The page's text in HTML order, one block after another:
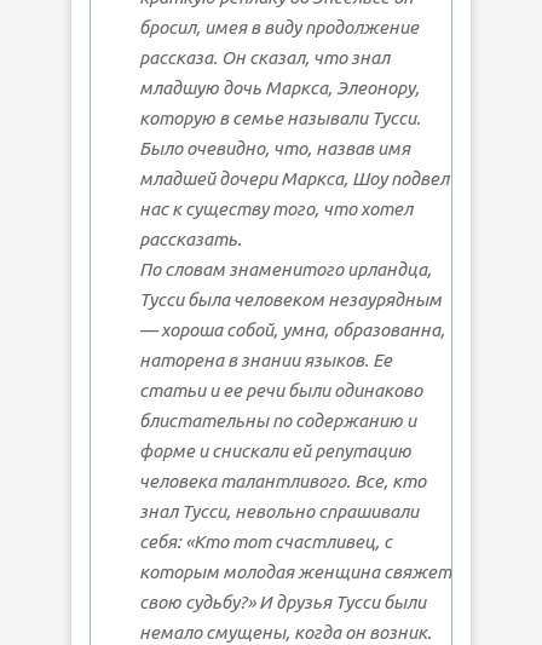
бросил, имея в виду продолжение
рассказа. Он сказал, что знал
младшую дочь Маркса, Элеонору,
которую в семье называли Тусси.
Было очевидно, что, назвав имя
младшей дочери Маркса, Шоу подвел
нас к существу того, что хотел
рассказать.
По словам знаменитого ирландца,
Тусси была человеком незаурядным
— хороша собой, умна, образованна,
наторена в знании языков. Ее
статьи и ее речи были одинаково
блистательны по содержанию и
форме и снискали ей репутацию
человека талантливого. Все, кто
знал Тусси, невольно спрашивали
себя: «Кто тот счастливец, с
которым молодая женщина свяжет
свою судьбу?» И друзья Тусси были
немало смущены, когда он возник.